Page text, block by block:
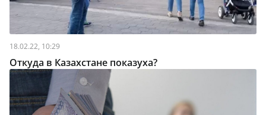
18.02.22, 10:29
Откуда в Казахстане показуха?